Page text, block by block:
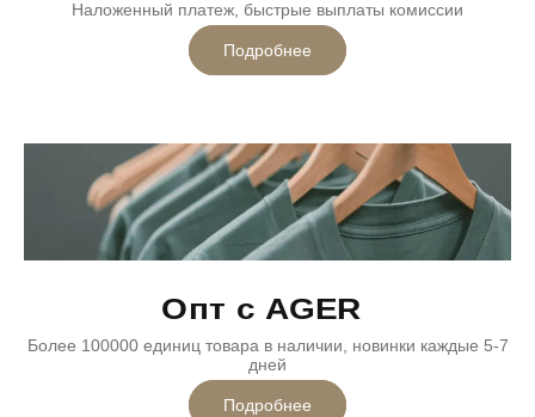
Наложенный платеж, быстрые выплаты комиссии
Подробнее
Опт с AGER
Более 100000 единиц товара в наличии, новинки каждые 5-7
дней
Подробнее